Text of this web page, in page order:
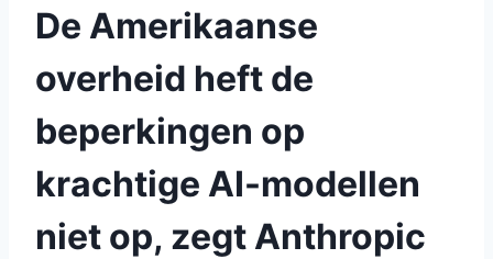
De Amerikaanse
overheid heft de
beperkingen op
krachtige AI-modellen
niet op, zegt Anthropic